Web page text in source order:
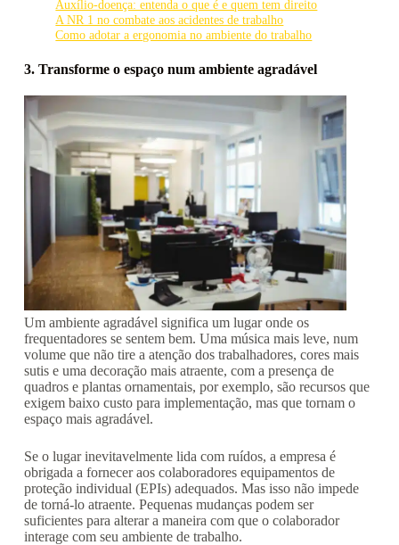
Auxílio-doença: entenda o que é e quem tem direito
A NR 1 no combate aos acidentes de trabalho
Como adotar a ergonomia no ambiente do trabalho
3. Transforme o espaço num ambiente agradável
Um ambiente agradável significa um lugar onde os
frequentadores se sentem bem. Uma música mais leve, num
volume que não tire a atenção dos trabalhadores, cores mais
sutis e uma decoração mais atraente, com a presença de
quadros e plantas ornamentais, por exemplo, são recursos que
exigem baixo custo para implementação, mas que tornam o
espaço mais agradável.
Se o lugar inevitavelmente lida com ruídos, a empresa é
obrigada a fornecer aos colaboradores equipamentos de
proteção individual (EPIs) adequados. Mas isso não impede
de torná-lo atraente. Pequenas mudanças podem ser
suficientes para alterar a maneira com que o colaborador
interage com seu ambiente de trabalho.